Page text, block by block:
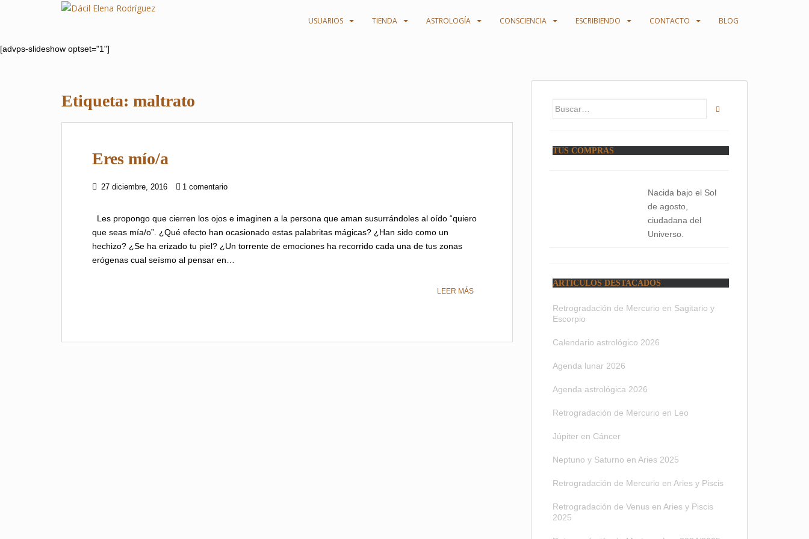
p
USUARIOS TIENDA ASTROLOGÍA CONSCIENCIA ESCRIBIENDO CONTACTO BLOG
[advps-slideshow optset="1"]
Etiqueta: maltrato
Eres mío/a
27 diciembre, 2016 1 comentario
Les propongo que cierren los ojos e imaginen a la persona que aman susurrándoles al oído “quiero
que seas mía/o”. ¿Qué efecto han ocasionado estas palabritas mágicas? ¿Han sido como un
hechizo? ¿Se ha erizado tu piel? ¿Un torrente de emociones ha recorrido cada una de tus zonas
erógenas cual seísmo al pensar en…
LEER MÁS
Buscar:
TUS COMPRAS
Nacida bajo el Sol
de agosto,
ciudadana del
Universo.
ARTÍCULOS DESTACADOS
Retrogradación de Mercurio en Sagitario y
Escorpio
Calendario astrológico 2026
Agenda lunar 2026
Agenda astrológica 2026
Retrogradación de Mercurio en Leo
Júpiter en Cáncer
Neptuno y Saturno en Aries 2025
Retrogradación de Mercurio en Aries y Piscis
Retrogradación de Venus en Aries y Piscis
2025